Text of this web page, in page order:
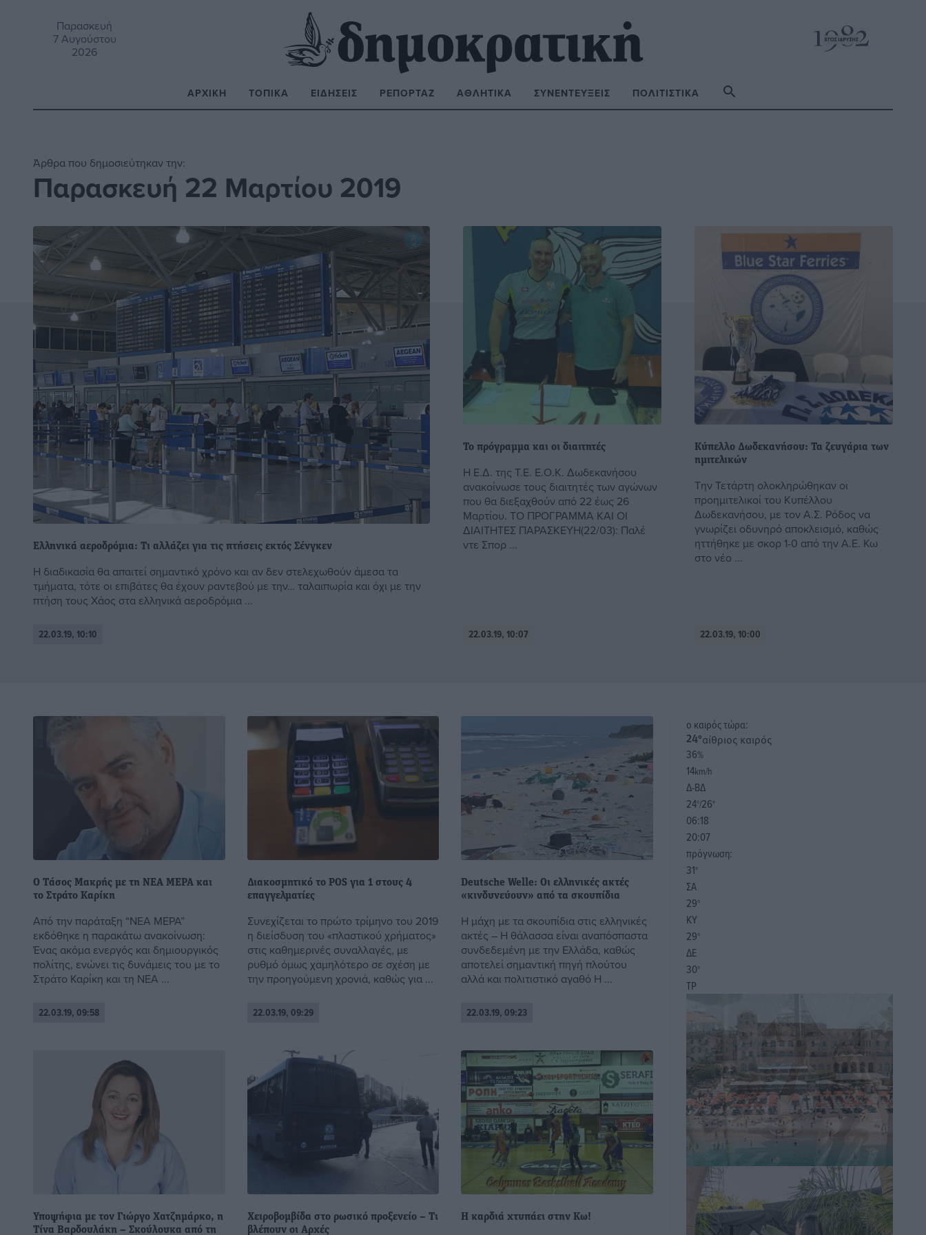
Παρασκευή
7 Αυγούστου
2026
ΑΡΧΙΚΉ ΤΟΠΙΚΆ ΕΙΔΉΣΕΙΣ ΡΕΠΟΡΤΆΖ ΑΘΛΗΤΙΚΆ ΣΥΝΕΝΤΕΎΞΕΙΣ ΠΟΛΙΤΙΣΤΙΚΆ
Άρθρα που δημοσιεύτηκαν την:
Παρασκευή 22 Μαρτίου 2019
Ελληνικά αεροδρόμια: Τι αλλάζει για τις πτήσεις εκτός Σένγκεν
Η διαδικασία θα απαιτεί σημαντικό χρόνο και αν δεν στελεχωθούν άμεσα τα
τμήματα, τότε οι επιβάτες θα έχουν ραντεβού με την… ταλαιπωρία και όχι με την
πτήση τους Χάος στα ελληνικά αεροδρόμια ...
22.03.19, 10:10
Το πρόγραμμα και οι διαιτητές
Η Ε.Δ. της Τ.Ε. Ε.Ο.Κ. Δωδεκανήσου
ανακοίνωσε τους διαιτητές των αγώνων
που θα διεξαχθούν από 22 έως 26
Μαρτίου. ΤΟ ΠΡΟΓΡΑΜΜΑ ΚΑΙ ΟΙ
ΔΙΑΙΤΗΤΕΣ ΠΑΡΑΣΚΕΥΗ(22/03): Παλέ
ντε Σπορ ...
22.03.19, 10:07
Κύπελλο Δωδεκανήσου: Τα ζευγάρια των
ημιτελικών
Την Τετάρτη ολοκληρώθηκαν οι
προημιτελικοί του Κυπέλλου
Δωδεκανήσου, με τον Α.Σ. Ρόδος να
γνωρίζει οδυνηρό αποκλεισμό, καθώς
ηττήθηκε με σκορ 1-0 από την Α.Ε. Κω
στο νέο ...
22.03.19, 10:00
O Tάσος Μακρής με τη ΝΕΑ ΜΕΡΑ και
το Στράτο Καρίκη
Από την παράταξη “ΝΕΑ ΜΕΡΑ”
εκδόθηκε η παρακάτω ανακοίνωση:
Ένας ακόμα ενεργός και δημιουργικός
πολίτης, ενώνει τις δυνάμεις του με το
Στράτο Καρίκη και τη ΝΕΑ ...
22.03.19, 09:58
Διακοσμητικό το POS για 1 στους 4
επαγγελματίες
Συνεχίζεται το πρώτο τρίμηνο του 2019
η διείσδυση του «πλαστικού χρήματος»
στις καθημερινές συναλλαγές, με
ρυθμό όμως χαμηλότερο σε σχέση με
την προηγούμενη χρονιά, καθώς για ...
22.03.19, 09:29
Deutsche Welle: Οι ελληνικές ακτές
«κινδυνεύουν» από τα σκουπίδια
Η μάχη με τα σκουπίδια στις ελληνικές
ακτές – Η θάλασσα είναι αναπόσπαστα
συνδεδεμένη με την Ελλάδα, καθώς
αποτελεί σημαντική πηγή πλούτου
αλλά και πολιτιστικό αγαθό H ...
22.03.19, 09:23
Υποψήφια με τον Γιώργο Χατζημάρκο, η
Τίνα Βαρδουλάκη – Σκούλουκα από τη
Χειροβομβίδα στο ρωσικό προξενείο – Τι
βλέπουν οι Αρχές
Η καρδιά χτυπάει στην Κω!
o καιρός τώρα:
24°αίθριος καιρός
36%
14km/h
Δ-ΒΔ
24°/26°
06:18
20:07
πρόγνωση:
31°
ΣΑ
29°
ΚΥ
29°
ΔΕ
30°
ΤΡ